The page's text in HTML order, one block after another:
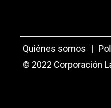
Quiénes somos |
© 2022 Corporación